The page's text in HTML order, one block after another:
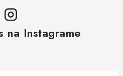
na Instagrame